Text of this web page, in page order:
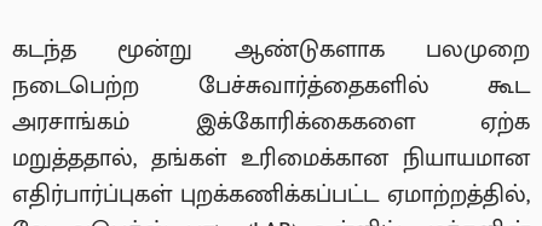
கடந்த மூன்று ஆண்டுகளாக பலமுறை
நடைபெற்ற பேச்சுவார்த்தைகளில் கூட
அரசாங்கம் இக்கோரிக்கைகளை ஏற்க
மறுத்ததால், தங்கள் உரிமைக்கான நியாயமான
எதிர்பார்ப்புகள் புறக்கணிக்கப்பட்ட ஏமாற்றத்தில்,